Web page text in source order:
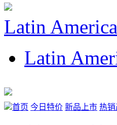
Latin
Latin
首页 今日特价 新品上市 热销